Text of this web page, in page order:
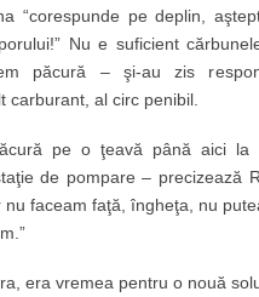
“corespunde pe deplin,
Nu e suficient
păcură – şi-au zis
carburant, al circ penibil.
pe o ţeavă până aici la
de pompare – precizează
nu faceam faţă, îngheţa, nu
era vremea pentru o nouă